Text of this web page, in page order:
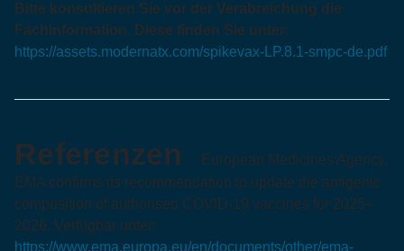
Bitte konsultieren Sie vor der Verabreichung die
Fachinformation. Diese finden Sie unter:
https://assets.modernatx.com/spikevax-LP.8.1-smpc-de.pdf
Referenzen
European Medicines Agency.
EMA confirms its recommendation to update the antigenic
composition of authorised COVID-19 vaccines for 2025–
2026. Verfügbar unter:
https://www.ema.europa.eu/en/documents/other/ema-